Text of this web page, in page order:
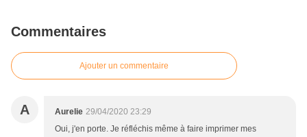
Commentaires
Ajouter un commentaire
A Aurelie 29/04/2020 23:29
Oui, j'en porte. Je réfléchis même à faire imprimer mes